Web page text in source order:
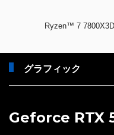
Ryzen™ 7
グラフィック
Geforce RTX